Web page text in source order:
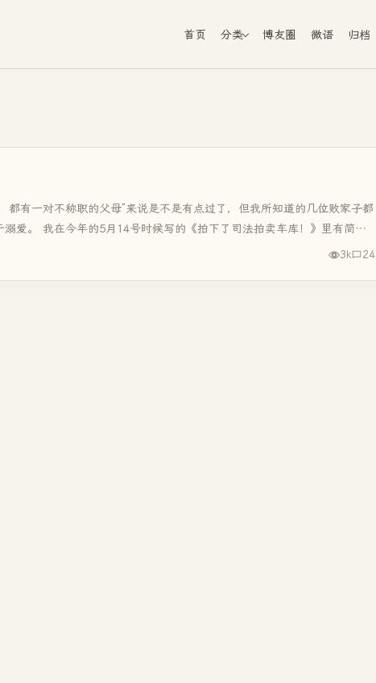
首页 分类 博友圈 微语 归档
都有一对不称职的父母”来说是不是有点过了，但我所知道的几位败家子都
爱。 我在今年的5月14号时候写的《拍下了司法拍卖车库！》里有简短
3k 24